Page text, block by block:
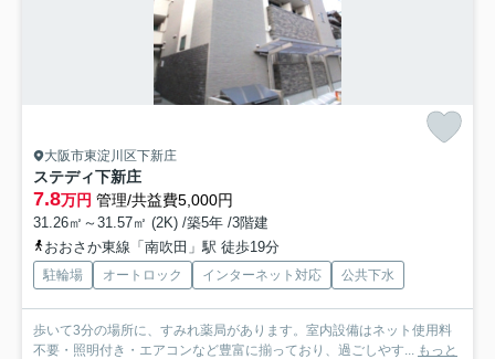
大阪市東淀川区下新庄
ステディ下新庄
7.8万円 管理/共益費5,000円
31.26㎡～31.57㎡ (2K) /築5年 /3階建
おおさか東線「南吹田」駅 徒歩19分
駐輪場 オートロック インターネット対応 公共下水
歩いて3分の場所に、すみれ薬局があります。室内設備はネット使用料
不要・照明付き・エアコンなど豊富に揃っており、過ごしやす...
もっと